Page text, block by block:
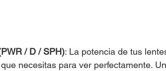
/ D / SPH): La potencia de tus
necesitas para ver perfectamente.